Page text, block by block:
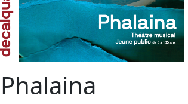
Phalaina